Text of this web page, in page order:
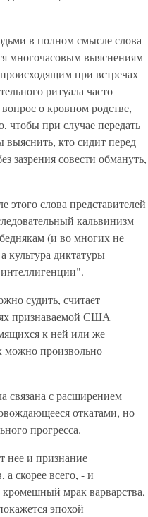
в полном смысле слова
многочасовым выяснениям
при встречах
ритуала часто
о кровном родстве,
чтобы при случае передать
кто сидит перед
зазрения совести обмануть,
слова представителей
кальвинизм
(и во многих не
культура диктатуры
судить, считает
признаваемой США
к ней или же
произвольно
связана с расширением
откатами, но
прогресса.
нее и признание
скорее всего, - и
мрак варварства,
эпохой